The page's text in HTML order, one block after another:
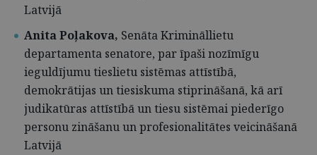
Latvijā
Anita Poļakova, Senāta Krimināllietu
departamenta senatore, par īpaši nozīmīgu
ieguldījumu tieslietu sistēmas attīstībā,
demokrātijas un tiesiskuma stiprināšanā, kā arī
judikatūras attīstībā un tiesu sistēmai piederīgo
personu zināšanu un profesionalitātes veicināšanā
Latvijā